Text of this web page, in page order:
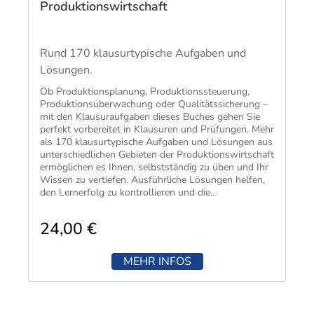
Produktionswirtschaft
Rund 170 klausurtypische Aufgaben und
Lösungen.
Ob Produktionsplanung, Produktionssteuerung,
Produktionsüberwachung oder Qualitätssicherung –
mit den Klausuraufgaben dieses Buches gehen Sie
perfekt vorbereitet in Klausuren und Prüfungen. Mehr
als 170 klausurtypische Aufgaben und Lösungen aus
unterschiedlichen Gebieten der Produktionswirtschaft
ermöglichen es Ihnen, selbstständig zu üben und Ihr
Wissen zu vertiefen. Ausführliche Lösungen helfen,
den Lernerfolg zu kontrollieren und die
24,00 €
MEHR INFOS